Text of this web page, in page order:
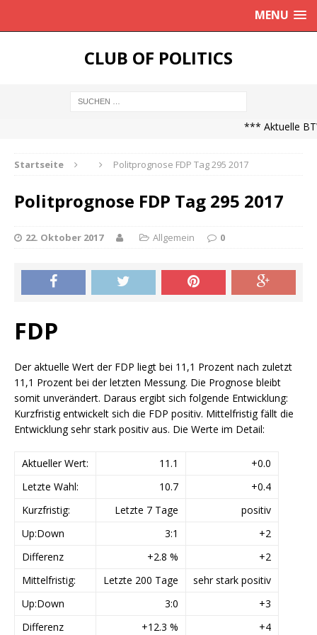
MENU
CLUB OF POLITICS
*** Aktuelle
Startseite Politprognose FDP Tag 295 2017
Politprognose FDP Tag 295 2017
22. Oktober 2017 Allgemein 0
FDP
Der aktuelle Wert der FDP liegt bei 11,1 Prozent nach zuletzt
11,1 Prozent bei der letzten Messung. Die Prognose bleibt
somit unverändert. Daraus ergibt sich folgende Entwicklung:
Kurzfristig entwickelt sich die FDP positiv. Mittelfristig fällt die
Entwicklung sehr stark positiv aus. Die Werte im Detail:
Aktueller Wert: 11.1
+0.0
Letzte Wahl:
10.7
+0.4
Kurzfristig:
Letzte 7 Tage
positiv
Up:Down
3:1
+2
Differenz
+2.8 %
+2
Mittelfristig:
Letzte 200 Tage
sehr stark positiv
Up:Down
3:0
+3
Differenz
+12.3 % +4